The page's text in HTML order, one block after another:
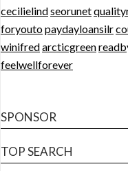
cecilielindseorunet
foryoutopaydayloansilr
winifredarcticgreen
feelwellforever
SPONSOR
TOP SEARCH